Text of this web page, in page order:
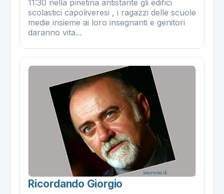
11:30 nella pinetina antistante gli edifici
scolastici capoliveresi , i ragazzi delle scuole
medie insieme ai loro insegnanti e genitori
daranno vita...
Ricordando Giorgio